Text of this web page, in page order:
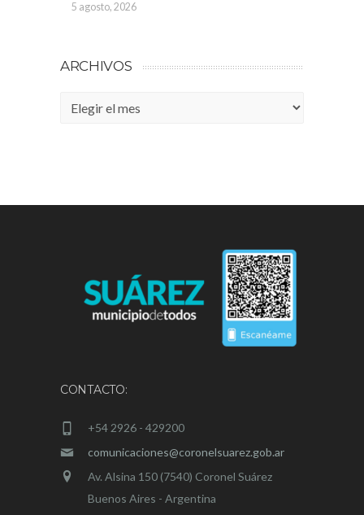
5 agosto, 2026
ARCHIVOS
Archivos
CONTACTO:
+54 2926 - 429200
comunicaciones@coronelsuarez.gob.ar
Av. Alsina 150 (7540) Coronel Suárez
Buenos Aires - Argentina